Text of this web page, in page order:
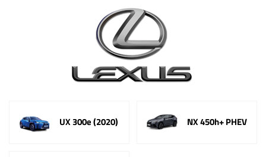
UX 300e (2020) NX 450h+ PHEV